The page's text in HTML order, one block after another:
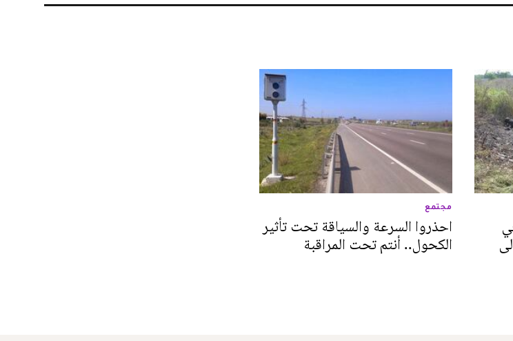
مجتمع
احذروا السرعة والسياقة تحت تأثير
الكحول.. أنتم تحت المراقبة